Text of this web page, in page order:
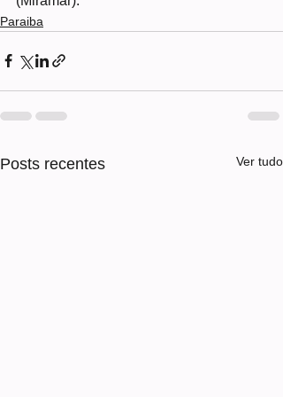
Paraiba
Posts recentes Ver tudo